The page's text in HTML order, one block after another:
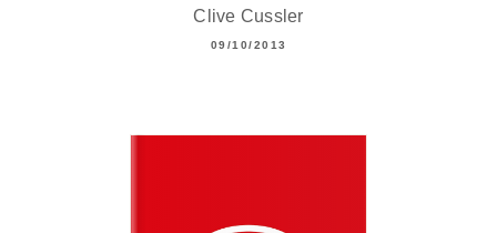
Clive Cussler
09/10/2013